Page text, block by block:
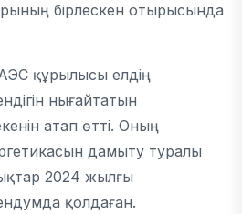
бірлескен отырысында
құрылысы елдің
нығайтатын
атап өтті. Оның
дамыту туралы
2024 жылғы
қолдаған.